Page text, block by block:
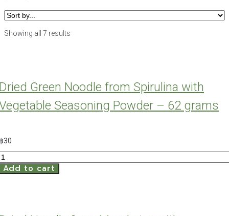
Showing all 7 results
Green Noodle from Spirulina with
Seasoning Powder – 62 grams
30
Add to cart